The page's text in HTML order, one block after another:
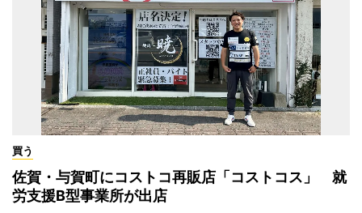
買う
佐賀・与賀町にコストコ再販店「コストコス」 就
労支援B型事業所が出店